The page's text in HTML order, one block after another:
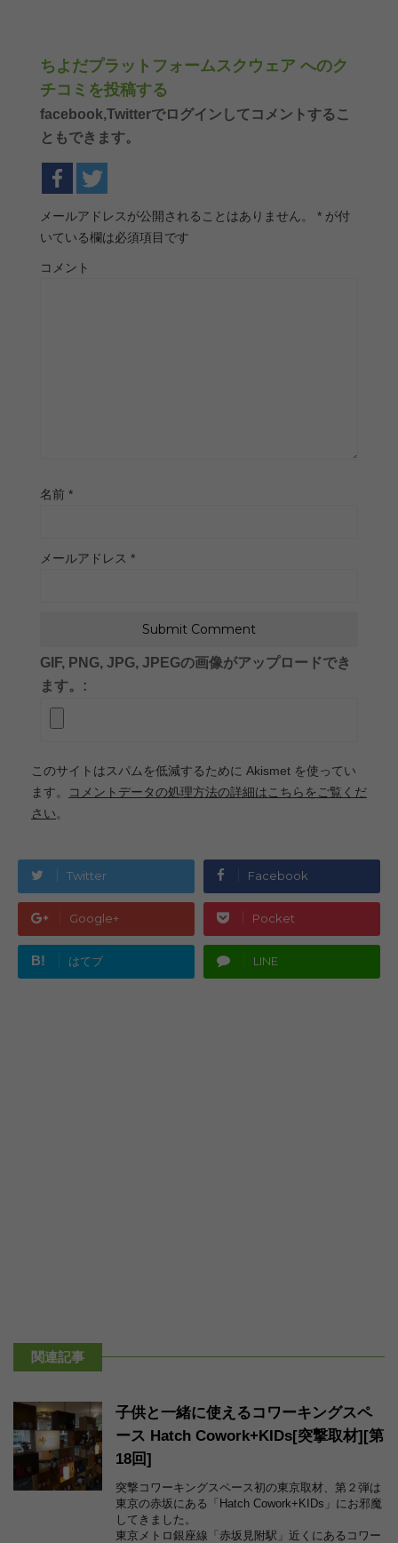
ちよだプラットフォームスクウェア へのク
チコミを投稿する
facebook,Twitterでログインしてコメントするこ
ともできます。
メールアドレスが公開されることはありません。 * が付
いている欄は必須項目です
コメント
名前 *
メールアドレス *
GIF, PNG, JPG, JPEGの画像がアップロードでき
ます。:
このサイトはスパムを低減するために Akismet を使ってい
ます。
コメントデータの処理方法の詳細はこちらをご覧くだ
さい。
Twitter Facebook
Google+ Pocket
B! はてブ LINE
関連記事
子供と一緒に使えるコワーキングスペ
ース Hatch Cowork+KIDs[突撃取材][第
18回]
突撃コワーキングスペース初の東京取材、第２弾は
東京の赤坂にある「Hatch Cowork+KIDs」にお邪魔
してきました。
東京メトロ銀座線「赤坂見附駅」近くにあるコワー